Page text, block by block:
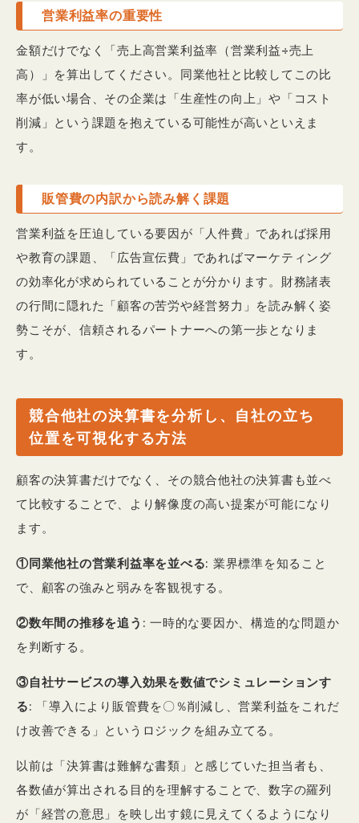
営業利益率の重要性
金額だけでなく「売上高営業利益率（営業利益÷売上
高）」を算出してください。同業他社と比較してこの比
率が低い場合、その企業は「生産性の向上」や「コスト
削減」という課題を抱えている可能性が高いといえま
す。
販管費の内訳から読み解く課題
営業利益を圧迫している要因が「人件費」であれば採用
や教育の課題、「広告宣伝費」であればマーケティング
の効率化が求められていることが分かります。財務諸表
の行間に隠れた「顧客の苦労や経営努力」を読み解く姿
勢こそが、信頼されるパートナーへの第一歩となりま
す。
競合他社の決算書を分析し、自社の立ち
位置を可視化する方法
顧客の決算書だけでなく、その競合他社の決算書も並べ
て比較することで、より解像度の高い提案が可能になり
ます。
①同業他社の営業利益率を並べる: 業界標準を知ること
で、顧客の強みと弱みを客観視する。
②数年間の推移を追う : 一時的な要因か、構造的な問題か
を判断する。
③自社サービスの導入効果を数値でシミュレーションす
る: 「導入により販管費を〇％削減し、営業利益をこれだ
け改善できる」というロジックを組み立てる。
以前は「決算書は難解な書類」と感じていた担当者も、
各数値が算出される目的を理解することで、数字の羅列
が「経営の意思」を映し出す鏡に見えてくるようになり